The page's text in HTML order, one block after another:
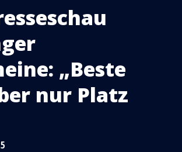
„Beste
nur Platz